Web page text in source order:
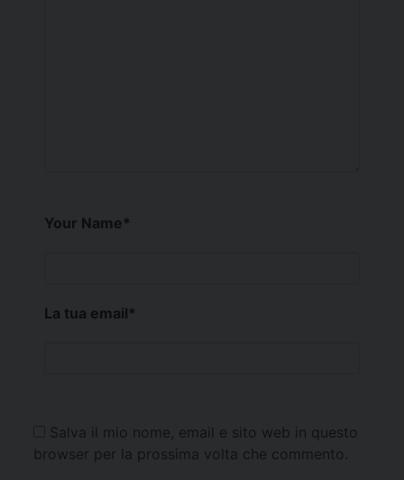
Your Name*
La tua email*
Salva il mio nome, email e sito web in questo
browser per la prossima volta che commento.